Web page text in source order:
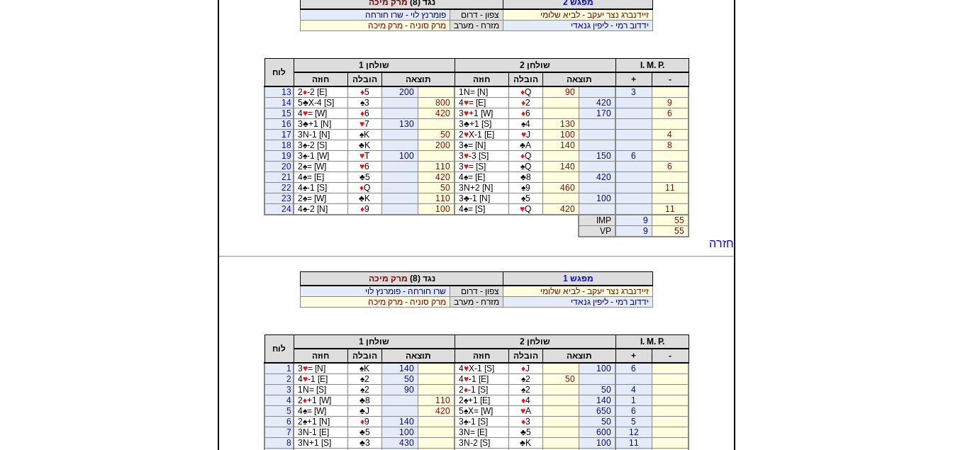
זיידנברג נצר יעקב - לביא שלומי
צפון - דרום
פומרנץ לוי - שרו חורחה
ידדוב רמי - ליפין גנאדי
מזרח - מערב מרק סוניה - מרק מיכה
I. M. P. שולחן 2 שולחן 1
לוח
-
+ תוצאה הובלה חוזה תוצאה הובלה
חוזה
3
90
♦Q
1N= [N]
200
♦5
2♦-2 [E]
13
9
420
♦2
4♥= [E]
800
♠3
5♣X-4 [S]
14
6
170
♦6
3♥+1 [W]
420
♦6
4♥= [W]
15
130
♠4
3♣+1 [S]
130
♥7
3♣+1 [N]
16
4
100
♥J
2♥X-1 [E]
50
♠K
3N-1 [N]
17
8
140
♣A
3♠= [N]
200
♣K
3♠-2 [S]
18
6
150
♦Q
3♥-3 [S]
100
♥T
3♠-1 [W]
19
6
140
♠Q
3♥= [S]
110
♥6
2♠= [W]
20
420
♣8
4♠= [E]
420
♣5
4♠= [E]
21
11
460
♠9
3N+2 [N]
50
♦Q
4♠-1 [S]
22
100
♠5
3♣-1 [N]
110
♣K
2♠= [W]
23
11
420
♥Q
4♠= [S]
100
♦9
4♠-2 [N]
24
55
9
IMP
55
9
VP
חזרה
מפגש 1 נגד (8)
מרק מיכה
זיידנברג נצר יעקב - לביא שלומי
צפון - דרום
שרו חורחה - פומרנץ לוי
ידדוב רמי - ליפין גנאדי
מזרח - מערב מרק סוניה - מרק מיכה
I. M. P. שולחן 2 שולחן 1
לוח
-
+ תוצאה הובלה חוזה תוצאה הובלה
חוזה
6
100
♦J
4♥X-1 [S]
140
♠K
3♥= [N]
1
50
♠2
4♥-1 [E]
50
♠2
4♥-1 [E]
2
4
50
♠2
2♦-1 [S]
90
♠2
1N= [S]
3
1
140
♦4
2♠+1 [E]
110
♣8
2♦+1 [W]
4
6
650
♥A
5♠X= [W]
420
♣J
4♠= [W]
5
5
50
♦3
3♠-1 [S]
140
♦9
2♠+1 [N]
6
12
600
♣5
3N= [E]
100
♣5
3N-1 [E]
7
11
100
♣K
3N-2 [S]
430
♣3
3N+1 [S]
8